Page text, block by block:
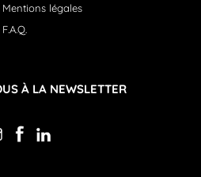
Mentions légales
F.A.Q.
À LA NEWSLETTER